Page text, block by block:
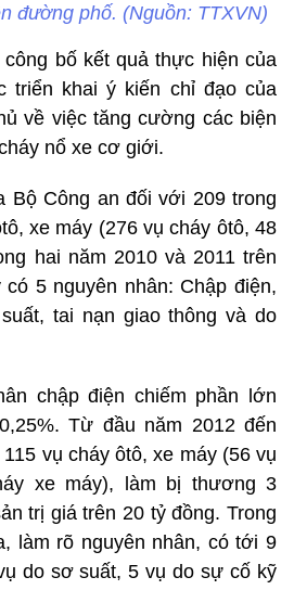
đường phố. (Nguồn: TTXVN)
bố kết quả thực hiện của
triển khai ý kiến chỉ đạo của
về việc tăng cường các biện
nổ xe cơ giới.
Bộ Công an đối với 209 trong
xe máy (276 vụ cháy ôtô, 48
hai năm 2010 và 2011 trên
5 nguyên nhân: Chập điện,
tai nạn giao thông và do
chập điện chiếm phần lớn
Từ đầu năm 2012 đến
vụ cháy ôtô, xe máy (56 vụ
xe máy), làm bị thương 3
trị giá trên 20 tỷ đồng. Trong
làm rõ nguyên nhân, có tới 9
do sơ suất, 5 vụ do sự cố kỹ